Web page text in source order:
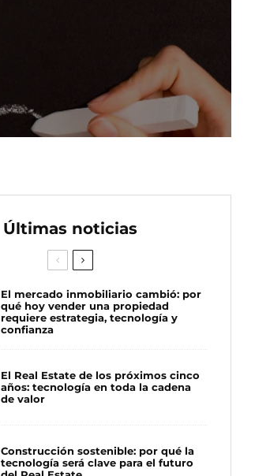
Últimas noticias
El mercado inmobiliario cambió: por
qué hoy vender una propiedad
requiere estrategia, tecnología y
confianza
El Real Estate de los próximos cinco
años: tecnología en toda la cadena
de valor
Construcción sostenible: por qué la
tecnología será clave para el futuro